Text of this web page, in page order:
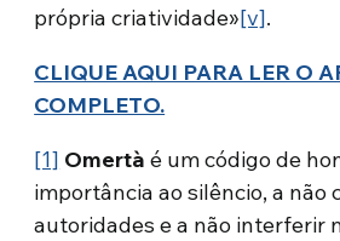
própria criatividade»[v].
CLIQUE AQUI PARA LER O
COMPLETO.
[1] Omertà é um código de
importância ao silêncio, a não
autoridades e a não interferir